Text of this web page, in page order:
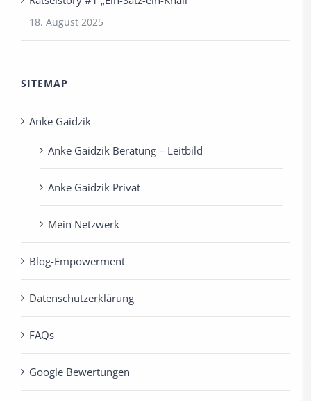
18. August 2025
SITEMAP
Anke Gaidzik
Anke Gaidzik Beratung – Leitbild
Anke Gaidzik Privat
Mein Netzwerk
Blog-Empowerment
Datenschutzerklärung
FAQs
Google Bewertungen